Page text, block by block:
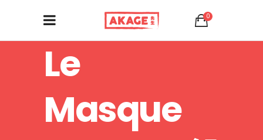
0
Le
Masque